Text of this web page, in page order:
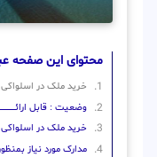
محتوای این صفحه
خرید ملک در اسلواکی
وضعیت : قابل
خرید ملک در اسلواکی
مدارک مورد نیاز